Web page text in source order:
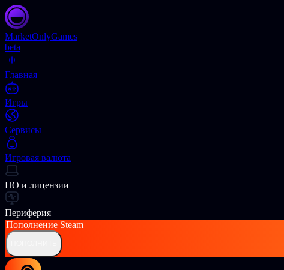
MarketOnlyGames
beta
Главная
Игры
Сервисы
Игровая валюта
ПО и лицензии
Периферия
Пополнение Steam